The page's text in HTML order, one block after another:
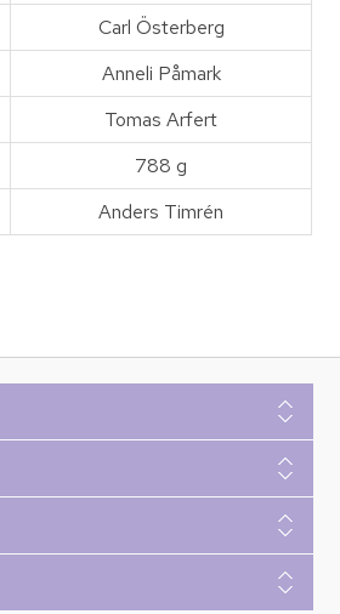
Carl Österberg
Anneli Påmark
Tomas Arfert
788 g
Anders Timrén